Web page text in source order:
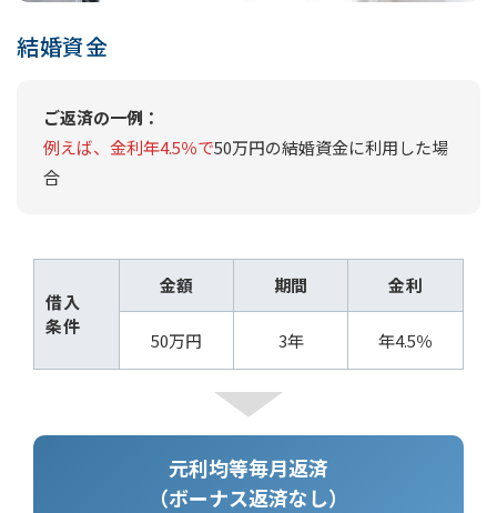
結婚資金
ご返済の一例：
例えば、金利年4.5％で50万円の結婚資金に利用した場
合
借入
条件
金額 期間 金利
50万円 3年 年4.5％
元利均等毎月返済
（ボーナス返済なし）